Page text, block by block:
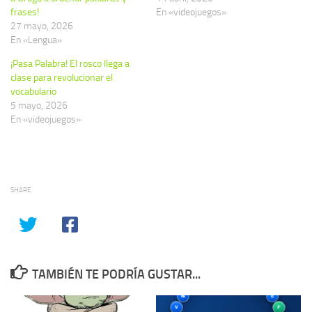
frases!
27 mayo, 2026
En «Lengua»
En «videojuegos»
¡Pasa Palabra! El rosco llega a
clase para revolucionar el
vocabulario
5 mayo, 2026
En «videojuegos»
SHARE
TAMBIÉN TE PODRÍA GUSTAR...